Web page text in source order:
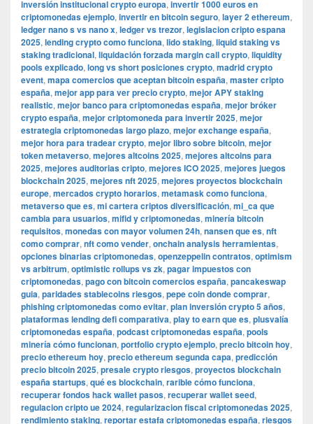
inversión institucional crypto europa, invertir 1000 euros en
criptomonedas ejemplo, invertir en bitcoin seguro, layer 2 ethereum,
ledger nano s vs nano x, ledger vs trezor, legislacion cripto espana
2025, lending crypto como funciona, lido staking, liquid staking vs
staking tradicional, liquidación forzada margin call crypto, liquidity
pools explicado, long vs short posiciones crypto, madrid crypto
event, mapa comercios que aceptan bitcoin españa, master cripto
españa, mejor app para ver precio crypto, mejor APY staking
realistic, mejor banco para criptomonedas españa, mejor bróker
crypto españa, mejor criptomoneda para invertir 2025, mejor
estrategia criptomonedas largo plazo, mejor exchange españa,
mejor hora para tradear crypto, mejor libro sobre bitcoin, mejor
token metaverso, mejores altcoins 2025, mejores altcoins para
2025, mejores auditorias cripto, mejores ICO 2025, mejores juegos
blockchain 2025, mejores nft 2025, mejores proyectos blockchain
europe, mercados crypto horarios, metamask como funciona,
metaverso que es, mi cartera criptos diversificación, mi_ca que
cambia para usuarios, mifid y criptomonedas, minería bitcoin
requisitos, monedas con mayor volumen 24h, nansen que es, nft
como comprar, nft como vender, onchain analysis herramientas,
opciones binarias criptomonedas, openzeppelin contratos, optimism
vs arbitrum, optimistic rollups vs zk, pagar impuestos con
criptomonedas, pago con bitcoin comercios españa, pancakeswap
guia, paridades stablecoins riesgos, pepe coin donde comprar,
phishing criptomonedas como evitar, plan inversión crypto 5 años,
plataformas lending defi comparativa, play to earn que es, plusvalía
criptomonedas españa, podcast criptomonedas españa, pools
minería cómo funcionan, portfolio crypto ejemplo, precio bitcoin hoy,
precio ethereum hoy, precio ethereum segunda capa, predicción
precio bitcoin 2025, presale crypto riesgos, proyectos blockchain
españa startups, qué es blockchain, rarible cómo funciona,
recuperar fondos hack wallet pasos, recuperar wallet seed,
regulacion cripto ue 2024, regularizacion fiscal criptomonedas 2025,
rendimiento staking, reportar estafa criptomonedas españa, riesgos